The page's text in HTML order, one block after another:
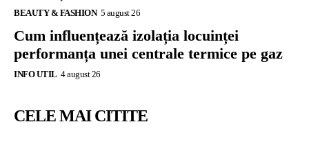
BEAUTY & FASHION 5 august 26
Cum influențează izolația locuinței
performanța unei centrale termice pe gaz
INFO UTIL 4 august 26
CELE MAI CITITE